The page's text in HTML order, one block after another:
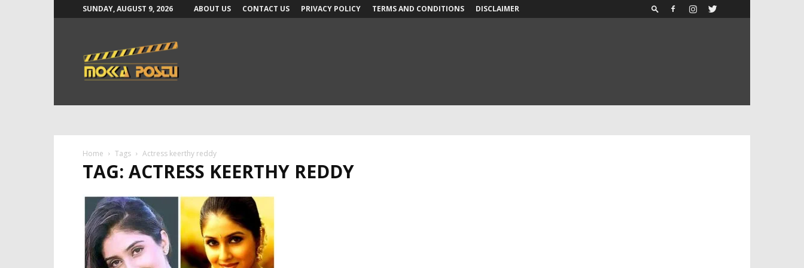
SUNDAY, AUGUST 9, 2026 ABOUT US CONTACT US PRIVACY POLICY TERMS AND CONDITIONS DISCLAIMER
Postu
News
Home Tags Actress keerthy reddy
TAG: ACTRESS KEERTHY REDDY